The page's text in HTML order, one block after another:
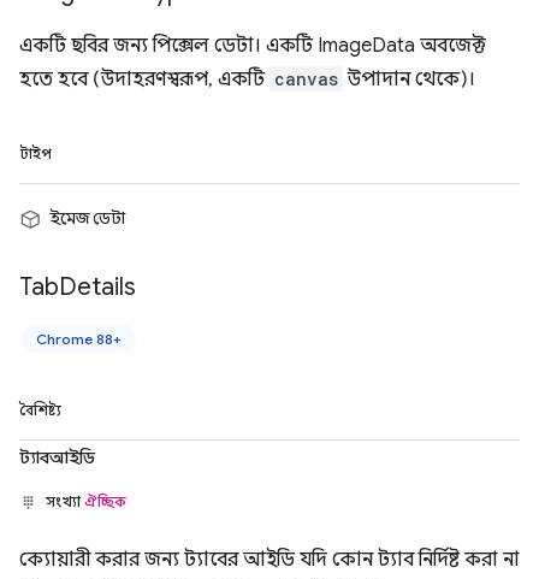
একটি ছবির জন্য পিক্সেল ডেটা। একটি ImageData অবজেক্ট
হতে হবে (উদাহরণস্বরূপ, একটি canvas উপাদান থেকে)।
টাইপ
ইমেজ ডেটা
TabDetails
Chrome 88+
বৈশিষ্ট্য
ট্যাবআইডি
সংখ্যাঐচ্ছিক
ক্যোয়ারী করার জন্য ট্যাবের আইডি যদি কোন ট্যাব নির্দিষ্ট করা না